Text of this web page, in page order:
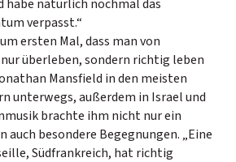
habe natürlich nochmal das
verpasst.“
ersten Mal, dass man von
überleben, sondern richtig leben
Mansfield in den meisten
unterwegs, außerdem in Israel und
brachte ihm nicht nur ein
auch besondere Begegnungen. „Eine
Südfrankreich, hat richtig